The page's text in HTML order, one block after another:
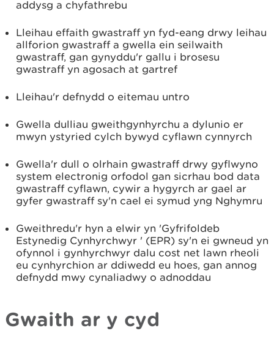
addysg a chyfathrebu
Lleihau effaith gwastraff yn fyd-eang drwy leihau
allforion gwastraff a gwella ein seilwaith
gwastraff, gan gynyddu'r gallu i brosesu
gwastraff yn agosach at gartref
Lleihau'r defnydd o eitemau untro
Gwella dulliau gweithgynhyrchu a dylunio er
mwyn ystyried cylch bywyd cyflawn cynnyrch
Gwella'r dull o olrhain gwastraff drwy gyflwyno
system electronig orfodol gan sicrhau bod data
gwastraff cyflawn, cywir a hygyrch ar gael ar
gyfer gwastraff sy'n cael ei symud yng Nghymru
Gweithredu'r hyn a elwir yn 'Gyfrifoldeb
Estynedig Cynhyrchwyr ' (EPR) sy'n ei gwneud yn
ofynnol i gynhyrchwyr dalu cost net lawn rheoli
eu cynhyrchion ar ddiwedd eu hoes, gan annog
defnydd mwy cynaliadwy o adnoddau
Gwaith ar y cyd